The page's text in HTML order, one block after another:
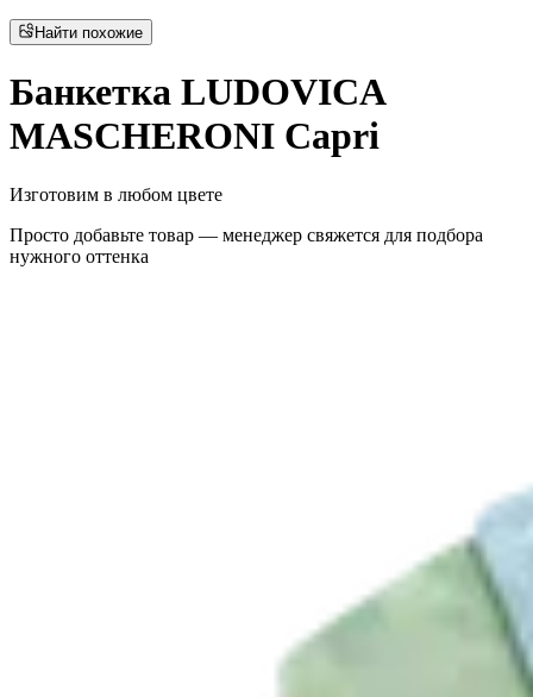
Найти похожие
Банкетка LUDOVICA
MASCHERONI Capri
Изготовим в любом цвете
Просто добавьте товар — менеджер свяжется для подбора
нужного оттенка